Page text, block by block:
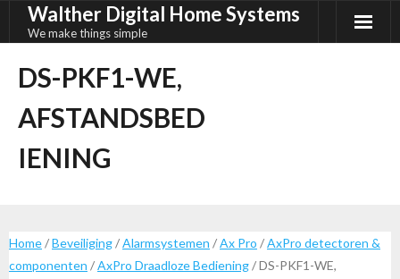
inhoud
Walther Digital Home Systems
We make things simple
DS-PKF1-WE,
AFSTANDSBED
IENING
Home/Beveiliging/Alarmsystemen /Ax Pro /AxPro detectoren &
componenten /AxPro Draadloze Bediening/ DS-PKF1-WE,